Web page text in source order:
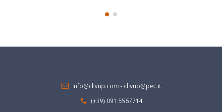
(+39) 091 5567714
(+39) 351 8708603